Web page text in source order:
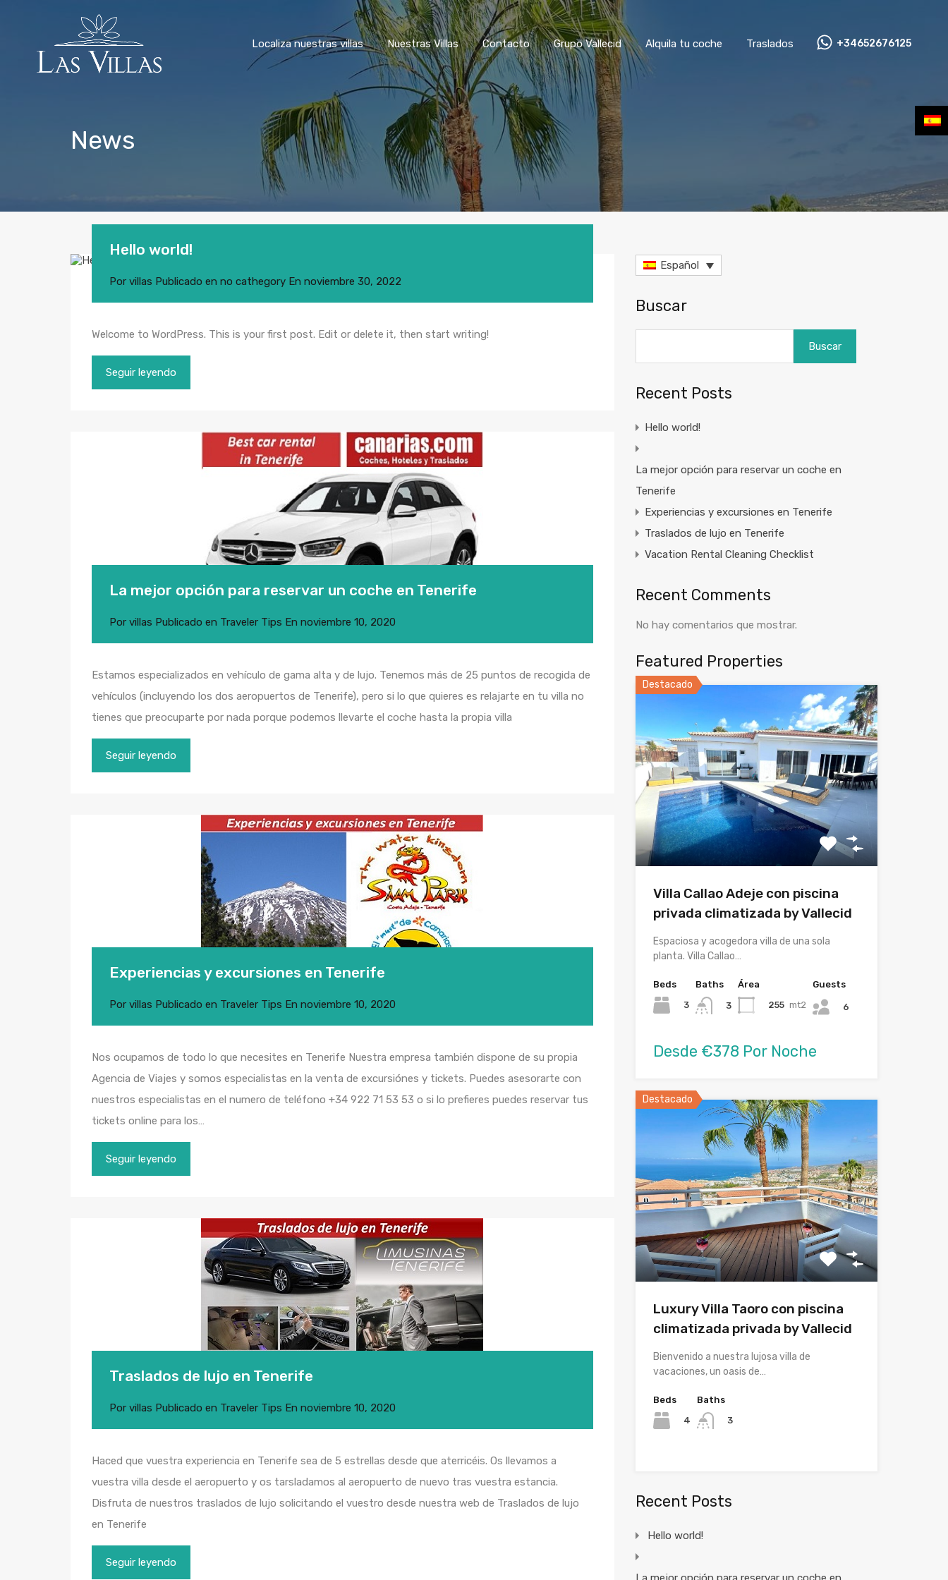
Localiza nuestras villas Nuestras Villas Contacto Grupo Vallecid Alquila tu coche Traslados +34652676125
News
Hello world!
Por villas Publicado en no cathegory En noviembre 30, 2022
Welcome to WordPress. This is your first post. Edit or delete it, then start writing!
Seguir leyendo
La mejor opción para reservar un coche en Tenerife
Por villas Publicado en Traveler Tips En noviembre 10, 2020
Estamos especializados en vehículo de gama alta y de lujo. Tenemos más de 25 puntos de recogida de
vehículos (incluyendo los dos aeropuertos de Tenerife), pero si lo que quieres es relajarte en tu villa no
tienes que preocuparte por nada porque podemos llevarte el coche hasta la propia villa
Seguir leyendo
Experiencias y excursiones en Tenerife
Por villas Publicado en Traveler Tips En noviembre 10, 2020
Nos ocupamos de todo lo que necesites en Tenerife Nuestra empresa también dispone de su propia
Agencia de Viajes y somos especialistas en la venta de excursiónes y tickets. Puedes asesorarte con
nuestros especialistas en el numero de teléfono +34 922 71 53 53 o si lo prefieres puedes reservar tus
tickets online para los…
Seguir leyendo
Traslados de lujo en Tenerife
Por villas Publicado en Traveler Tips En noviembre 10, 2020
Haced que vuestra experiencia en Tenerife sea de 5 estrellas desde que aterricéis. Os llevamos a
vuestra villa desde el aeropuerto y os tarsladamos al aeropuerto de nuevo tras vuestra estancia.
Disfruta de nuestros traslados de lujo solicitando el vuestro desde nuestra web de Traslados de lujo
en Tenerife
Seguir leyendo
Español
Buscar
Buscar
Recent Posts
Hello world!
La mejor opción para reservar un coche en
Tenerife
Experiencias y excursiones en Tenerife
Traslados de lujo en Tenerife
Vacation Rental Cleaning Checklist
Recent Comments
No hay comentarios que mostrar.
Featured Properties
Destacado
Villa Callao Adeje con piscina
privada climatizada by Vallecid
Espaciosa y acogedora villa de una sola
planta. Villa Callao…
Beds
3
Baths
3
Área
255 mt2
Guests
6
Desde €378 Por Noche
Destacado
Luxury Villa Taoro con piscina
climatizada privada by Vallecid
Bienvenido a nuestra lujosa villa de
vacaciones, un oasis de…
Beds
4
Baths
3
Recent Posts
Hello world!